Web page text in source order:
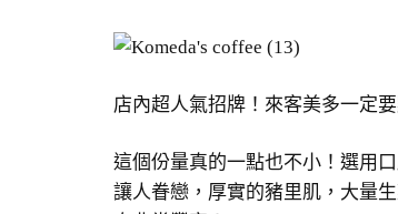
店內超人氣招牌！來客美多一定
這個份量真的一點也不小！選用
讓人眷戀，厚實的豬里肌，大量